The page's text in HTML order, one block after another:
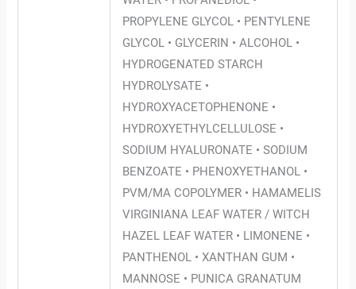
PROPYLENE GLYCOL • PENTYLENE
GLYCOL • GLYCERIN • ALCOHOL •
HYDROGENATED STARCH
HYDROLYSATE •
HYDROXYACETOPHENONE •
HYDROXYETHYLCELLULOSE •
SODIUM HYALURONATE • SODIUM
BENZOATE • PHENOXYETHANOL •
PVM/MA COPOLYMER • HAMAMELIS
VIRGINIANA LEAF WATER / WITCH
HAZEL LEAF WATER • LIMONENE •
PANTHENOL • XANTHAN GUM •
MANNOSE • PUNICA GRANATUM